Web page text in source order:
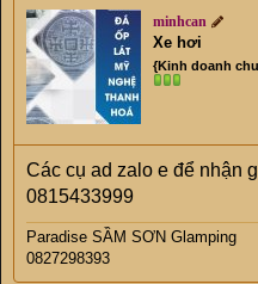
minhcan
Xe hơi
{Kinh doanh
Các cụ ad zalo e để nhận
0815433999
Paradise SẦM SƠN Glamping
0827298393